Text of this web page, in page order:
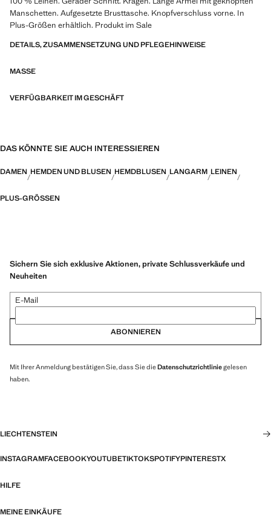
Manschetten. Aufgesetzte Brusttasche. Knopfverschluss vorne. In
Plus-Größen erhältlich. Produkt im Sale
DETAILS, ZUSAMMENSETZUNG UND PFLEGEHINWEISE
MASSE
VERFÜGBARKEIT IM GESCHÄFT
DAS KÖNNTE SIE AUCH INTERESSIEREN
DAMEN HEMDEN UND BLUSEN HEMDBLUSEN LANGARM LEINEN
PLUS-GRÖSSEN
Sichern Sie sich exklusive Aktionen, private Schlussverkäufe und
Neuheiten
E-Mail
ABONNIEREN
Mit Ihrer Anmeldung bestätigen Sie, dass Sie dieDatenschutzrichtliniegelesen
haben.
LIECHTENSTEIN
INSTAGRAMFACEBOOKYOUTUBETIKTOKSPOTIFYPINTERESTX
HILFE
MEINE EINKÄUFE